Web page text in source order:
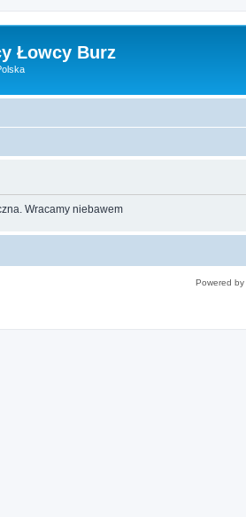
Łowcy Burz
Wracamy niebawem
Powered by